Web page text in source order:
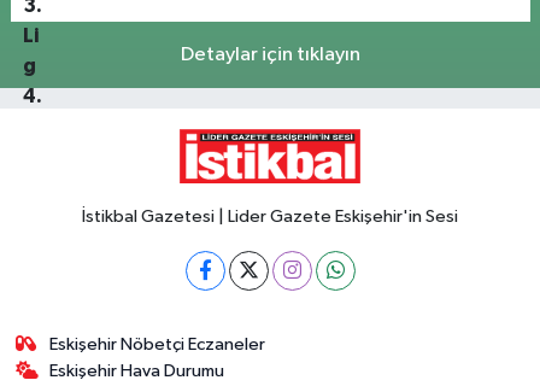
Detaylar için tıklayın
İstikbal Gazetesi | Lider Gazete Eskişehir'in Sesi
Eskişehir Nöbetçi Eczaneler
Eskişehir Hava Durumu